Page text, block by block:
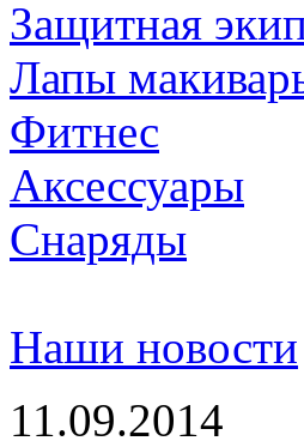
Защитная
Лапы
Фитнес
Аксессуары
Снаряды
Наши новости
11.09.2014